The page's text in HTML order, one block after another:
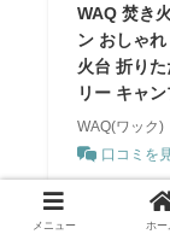
WAQ 焚き
ン おしゃ
火台 折り
リー キャ
WAQ(ワック)
口コミを
メニュー ホー